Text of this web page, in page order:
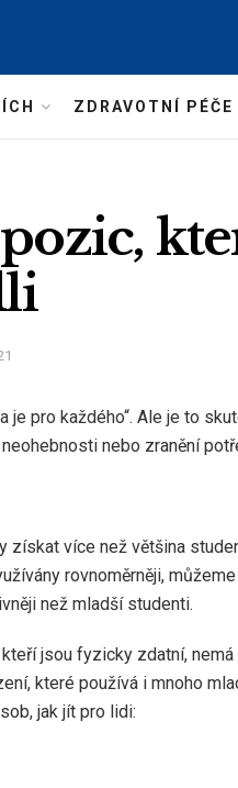
ZDRAVOTNÍ PÉČE
je pro každého“. Ale je to
nebo zranění
získat více než většina
rovnoměrněji,
než mladší studenti.
jsou fyzicky zdatní,
které používá i mnoho
jak jít pro lidi: